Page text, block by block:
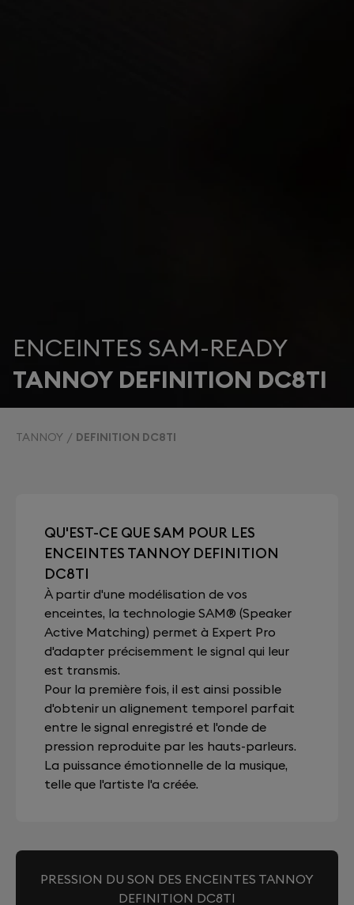
ENCEINTES SAM-READY
TANNOY DEFINITION DC8TI
TANNOY DEFINITION DC8TI
QU'EST-CE QUE SAM POUR LES
ENCEINTES TANNOY DEFINITION
DC8TI
À partir d'une modélisation de vos
enceintes, la technologie SAM® (Speaker
Active Matching) permet à Expert Pro
d'adapter précisemment le signal qui leur
est transmis.
Pour la première fois, il est ainsi possible
d'obtenir un alignement temporel parfait
entre le signal enregistré et l'onde de
pression reproduite par les hauts-parleurs.
La puissance émotionnelle de la musique,
telle que l'artiste l'a créée.
PRESSION DU SON DES ENCEINTES TANNOY
DEFINITION DC8TI